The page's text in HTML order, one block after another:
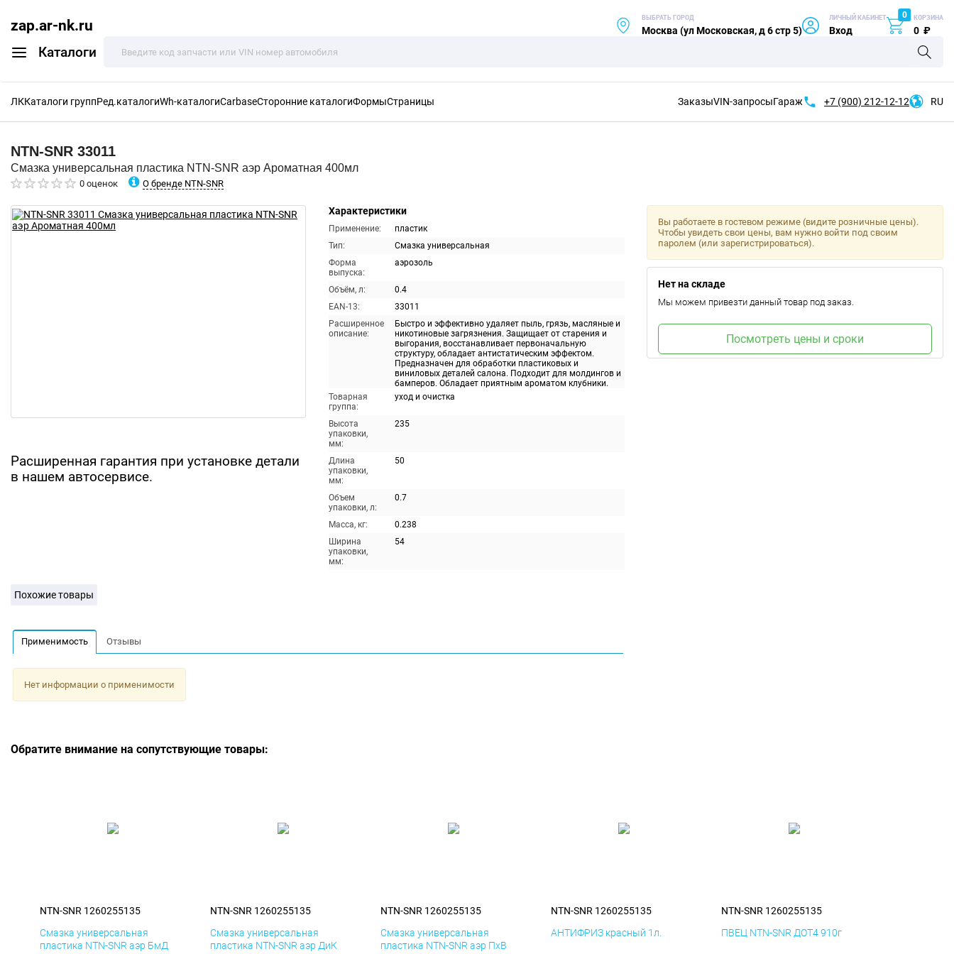
zap.ar-nk.ru
Каталоги
ВЫБРАТЬ ГОРОД
Москва (ул Московская, д 6 стр 5)
ЛИЧНЫЙ КАБИНЕТ
Вход
0 КОРЗИНА
0 ₽
ЛККаталоги группРед.каталогиWh-каталогиCarbaseСторонние каталогиФормыСтраницы ЗаказыVIN-запросыГараж +7 (900) 212-12-12 RU
NTN-SNR 33011
Смазка универсальная пластика NTN-SNR аэр Ароматная 400мл
0 оценок О бренде NTN-SNR
Расширенная гарантия при установке детали
в нашем автосервисе.
Характеристики
Применение:
пластик
Тип:
Смазка универсальная
Форма
выпуска:
аэрозоль
Объём, л:
0.4
EAN-13:
33011
Расширенное
описание:
Быстро и эффективно удаляет пыль, грязь, масляные и
никотиновые загрязнения. Защищает от старения и
выгорания, восстанавливает первоначальную
структуру, обладает антистатическим эффектом.
Предназначен для обработки пластиковых и
виниловых деталей салона. Подходит для молдингов и
бамперов. Обладает приятным ароматом клубники.
Товарная
группа:
уход и очистка
Высота
упаковки,
мм:
235
Длина
упаковки,
мм:
50
Объем
упаковки, л:
0.7
Масса, кг:
0.238
Ширина
упаковки,
мм:
54
Вы работаете в гостевом режиме (видите розничные цены).
Чтобы увидеть свои цены, вам нужно войти под своим
паролем (или зарегистрироваться).
Нет на складе
Мы можем привезти данный товар под заказ.
Посмотреть цены и сроки
Похожие товары
Применимость Отзывы
Нет информации о применимости
Обратите внимание на сопутствующие товары:
NTN-SNR 1260255135
Смазка универсальная
пластика NTN-SNR аэр БмД
NTN-SNR 1260255135
Смазка универсальная
пластика NTN-SNR аэр ДиК
NTN-SNR 1260255135
Смазка универсальная
пластика NTN-SNR аэр ПхВ
NTN-SNR 1260255135
АНТИФРИЗ красный 1л.
NTN-SNR 1260255135
ПВЕЦ NTN-SNR ДОТ4 910г